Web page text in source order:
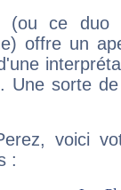
(ou ce duo
offre un
Une sorte
voici
: